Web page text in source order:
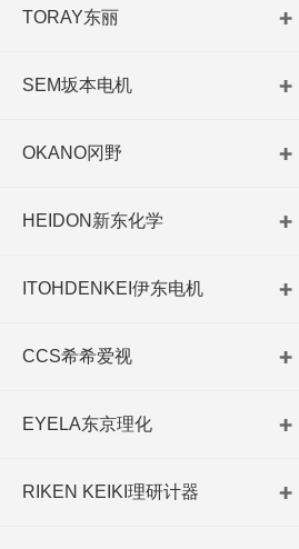
TORAY东丽
SEM坂本电机
OKANO冈野
HEIDON新东化学
ITOHDENKEI伊东电机
CCS希希爱视
EYELA东京理化
RIKEN KEIKI理研计器